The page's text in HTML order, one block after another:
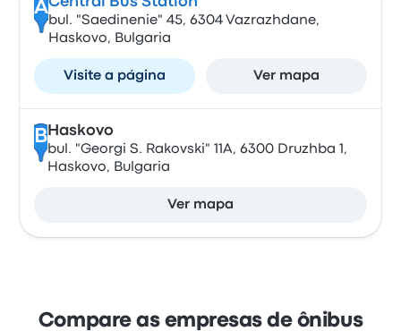
A
bul. "Saedinenie" 45, 6304 Vazrazhdane,
Haskovo, Bulgaria
Visite a página Ver mapa
B Haskovo
bul. "Georgi S. Rakovski" 11А, 6300 Druzhba 1,
Haskovo, Bulgaria
Ver mapa
Compare as empresas de ônibus